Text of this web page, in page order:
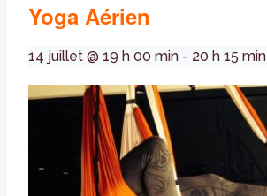
Yoga Aérien
14 juillet @ 19 h 00 min - 20 h 15 min